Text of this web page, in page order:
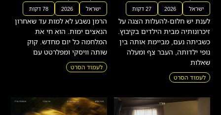
ישראל 2026 27 דקות
לענת יש חלום-להעלות הצגה על
זיכרונותיה מבית הילדים בקיבוץ.
כשביתה נעם, מביימת אותה בין
נופי ילדותה, העבר צף ומעלה
שאלות
לעמוד הסרט
ישראל 2026 78 דקות
הרמן נשבע לא למות עד שאחרון
הנאצים ימות. הוא חי את
המלחמה כל יום מחדש. קוק
שותה וויסקי ומפלרטט עם
לעמוד הסרט